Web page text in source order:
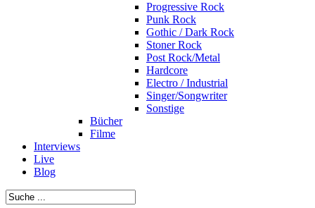
Progressive Rock
Punk Rock
Gothic / Dark Rock
Stoner Rock
Post Rock/Metal
Hardcore
Electro / Industrial
Singer/Songwriter
Sonstige
Bücher
Filme
Interviews
Live
Blog